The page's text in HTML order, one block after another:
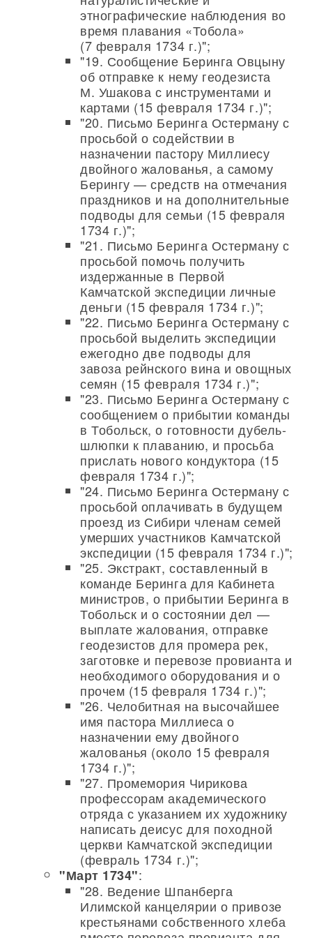
этнографические наблюдения во
время плавания «Тобола»
(7 февраля 1734 г.)";
"19. Сообщение Беринга Овцыну
об отправке к нему геодезиста
М. Ушакова с инструментами и
картами (15 февраля 1734 г.)";
"20. Письмо Беринга Остерману с
просьбой о содействии в
назначении пастору Миллиесу
двойного жалованья, а самому
Берингу — средств на отмечания
праздников и на дополнительные
подводы для семьи (15 февраля
1734 г.)";
"21. Письмо Беринга Остерману с
просьбой помочь получить
издержанные в Первой
Камчатской экспедиции личные
деньги (15 февраля 1734 г.)";
"22. Письмо Беринга Остерману с
просьбой выделить экспедиции
ежегодно две подводы для
завоза рейнского вина и овощных
семян (15 февраля 1734 г.)";
"23. Письмо Беринга Остерману с
сообщением о прибытии команды
в Тобольск, о готовности дубель-
шлюпки к плаванию, и просьба
прислать нового кондуктора (15
февраля 1734 г.)";
"24. Письмо Беринга Остерману с
просьбой оплачивать в будущем
проезд из Сибири членам семей
умерших участников Камчатской
экспедиции (15 февраля 1734 г.)";
"25. Экстракт, составленный в
команде Беринга для Кабинета
министров, о прибытии Беринга в
Тобольск и о состоянии дел —
выплате жалования, отправке
геодезистов для промера рек,
заготовке и перевозе провианта и
необходимого оборудования и о
прочем (15 февраля 1734 г.)";
"26. Челобитная на высочайшее
имя пастора Миллиеса о
назначении ему двойного
жалованья (около 15 февраля
1734 г.)";
"27. Промемория Чирикова
профессорам академического
отряда с указанием их художнику
написать деисус для походной
церкви Камчатской экспедиции
(февраль 1734 г.)";
"Март 1734":
"28. Ведение Шпанберга
Илимской канцелярии о привозе
крестьянами собственного хлеба